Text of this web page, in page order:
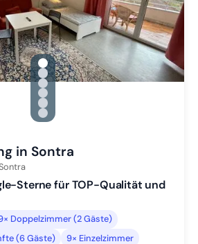
gallery.slide_selector
Zu Slide 1 wechseln
Zu Slide 2 wechseln
Zu Slide 3 wechseln
Zu Slide 4 wechseln
Zu Slide 5 wechseln
Zu Slide 6 wechseln
in Sontra
Sterne für TOP-Qualität und
Doppelzimmer (2 Gäste)
(6 Gäste)
9× Einzelzimmer